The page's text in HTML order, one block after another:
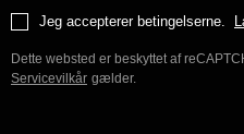
Jeg accepterer betingelserne.
Dette websted er beskyttet af
Servicevilkår gælder.